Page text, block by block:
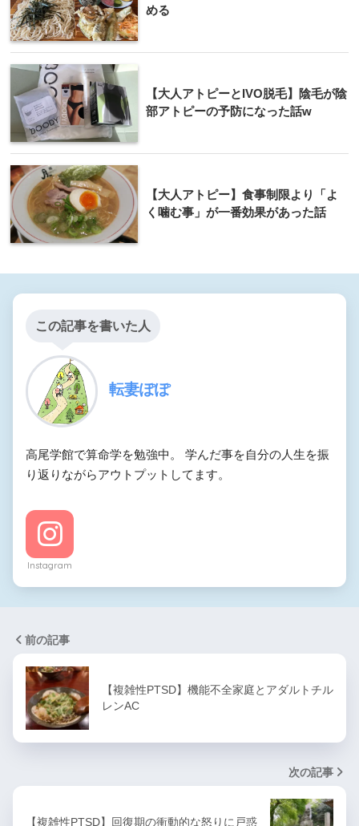
める
【大人アトピーとIVO脱毛】陰毛が陰
部アトピーの予防になった話w
【大人アトピー】食事制限より「よ
く噛む事」が一番効果があった話
この記事を書いた人
転妻ぽぽ
高尾学館で算命学を勉強中。 学んだ事を自分の人生を振
り返りながらアウトプットしてます。
Instagram
前の記事
【複雑性PTSD】機能不全家庭とアダルトチル
レンAC
次の記事
【複雑性PTSD】回復期の衝動的な怒りに戸惑